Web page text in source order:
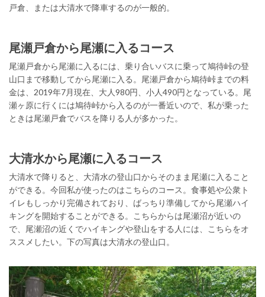
戸倉、または大清水で降車するのが一般的。
尾瀬戸倉から尾瀬に入るコース
尾瀬戸倉から尾瀬に入るには、乗り合いバスに乗って鳩待峠の登
山口まで移動してから尾瀬に入る。尾瀬戸倉から鳩待峠までの料
金は、2019年7月現在、大人980円、小人490円となっている。尾
瀬ヶ原に行くには鳩待峠から入るのが一番近いので、私が乗った
ときは尾瀬戸倉でバスを降りる人が多かった。
大清水から尾瀬に入るコース
大清水で降りると、大清水の登山口からそのまま尾瀬に入ること
ができる。今回私が使ったのはこちらのコース。食事処や公衆ト
イレもしっかり完備されており、ばっちり準備してから尾瀬ハイ
キングを開始することができる。こちらからは尾瀬沼が近いの
で、尾瀬沼の近くでハイキングや登山をする人には、こちらをオ
ススメしたい。下の写真は大清水の登山口。